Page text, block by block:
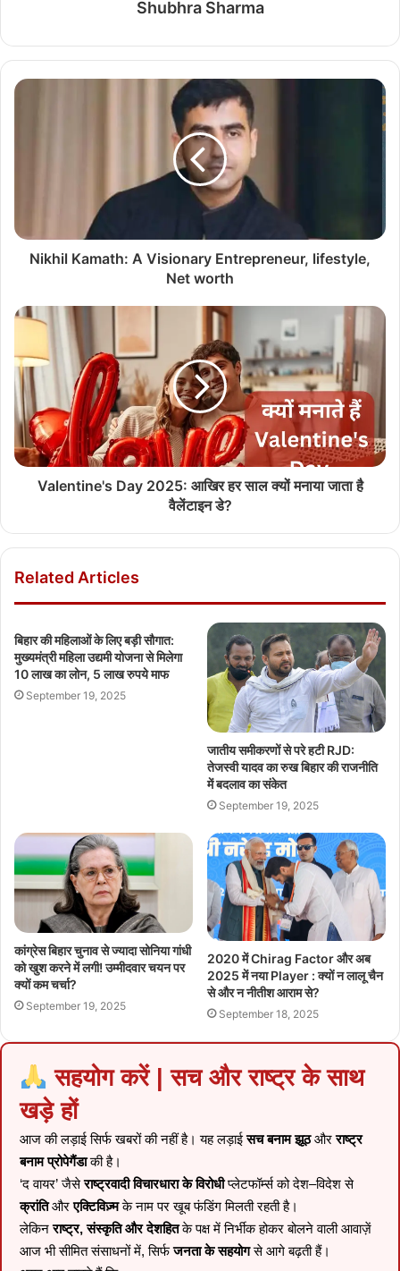
Shubhra Sharma
Nikhil Kamath: A Visionary Entrepreneur, lifestyle,
Net worth
Valentine's Day 2025: आखिर हर साल क्यों मनाया जाता है
वैलेंटाइन डे?
Related Articles
बिहार की महिलाओं के लिए बड़ी सौगात:
मुख्यमंत्री महिला उद्यमी योजना से मिलेगा
10 लाख का लोन, 5 लाख रुपये माफ
September 19, 2025
जातीय समीकरणों से परे हटी RJD:
तेजस्वी यादव का रुख बिहार की राजनीति
में बदलाव का संकेत
September 19, 2025
कांग्रेस बिहार चुनाव से ज्यादा सोनिया गांधी
को खुश करने में लगी! उम्मीदवार चयन पर
क्यों कम चर्चा?
September 19, 2025
2020 में Chirag Factor और अब
2025 में नया Player : क्यों न लालू चैन
से और न नीतीश आराम से?
September 18, 2025
सहयोग करें | सच और राष्ट्र के साथ
खड़े हों
आज की लड़ाई सिर्फ खबरों की नहीं है। यह लड़ाईसच बनाम झूठऔरराष्ट्र
बनाम प्रोपेगैंडाकी है।
‘द वायर’ जैसेराष्ट्रवादी विचारधारा के विरोधीप्लेटफॉर्म्स को देश–विदेश से
क्रांतिऔरएक्टिविज़्मके नाम पर खूब फंडिंग मिलती रहती है।
लेकिनराष्ट्र, संस्कृति और देशहितके पक्ष में निर्भीक होकर बोलने वाली आवाज़ें
आज भी सीमित संसाधनों में, सिर्फजनता के सहयोगसे आगे बढ़ती हैं।